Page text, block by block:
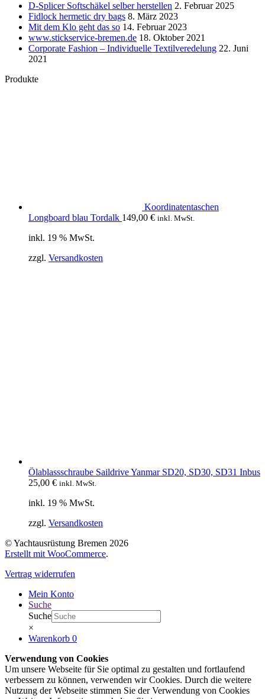
D-Splicer Softschäkel selber herstellen 2. Februar 2025
Fidlock hermetic dry bags 8. März 2023
Mit dem Klo geht das so 14. Februar 2023
www.stickservice-bremen.de 18. Oktober 2021
Corporate Fashion – Individuelle Textilveredelung 22. Juni
2021
Produkte
Koordinatentaschen
Longboard blau Tordalk 149,00 € inkl. MwSt.
inkl. 19 % MwSt.
zzgl. Versandkosten
Ölablassschraube Saildrive Yanmar SD20, SD30, SD31 Inbus
25,00 € inkl. MwSt.
inkl. 19 % MwSt.
zzgl. Versandkosten
© Yachtausrüstung Bremen 2026
Erstellt mit WooCommerce.
Vertrag widerrufen
Mein Konto
Suche
Suche
×
Warenkorb 0
Verwendung von Cookies
Um unsere Webseite für Sie optimal zu gestalten und fortlaufend
verbessern zu können, verwenden wir Cookies. Durch die weitere
Nutzung der Webseite stimmen Sie der Verwendung von Cookies